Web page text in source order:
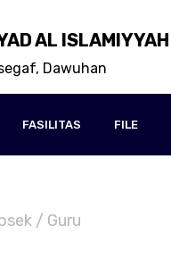
AL ISLAMIYYAH
Dawuhan
FASILITAS FILE
/ Guru